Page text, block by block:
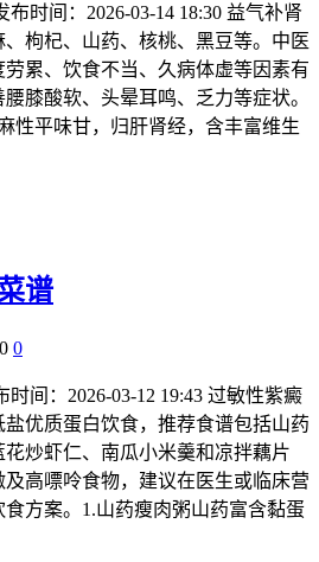
时间：2026-03-14 18:30 益气补肾
枸杞、山药、核桃、黑豆等。中医
累、饮食不当、久病体虚等因素有
膝酸软、头晕耳鸣、乏力等症状。
性平味甘，归肝肾经，含丰富维生
谱
0
间：2026-03-12 19:43 过敏性紫癜
优质蛋白饮食，推荐食谱包括山药
炒虾仁、南瓜小米羹和凉拌藕片
高嘌呤食物，建议在医生或临床营
方案。1.山药瘦肉粥山药富含黏蛋